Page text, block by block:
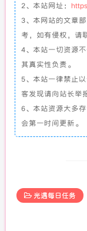
2、本站网址：
3、本网站的文章
考，如有侵权，请
4、本站一切资源
其真实性负责。
5、本站一律禁止
客发现请向站长举
6、本站资源大多
会第一时间更新。
光遇每日任务